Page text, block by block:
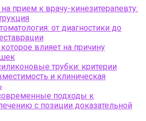
на прием к врачу-кинезитерапевту:
от диагностики до
влияет на причину
трубки: критерии
и клиническая
подходы к
с позиции доказательной